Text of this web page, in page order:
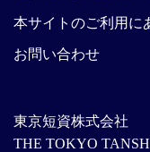
東京短資株式会社
THE TOKYO
本サイトのご利用に
お問い合わせ